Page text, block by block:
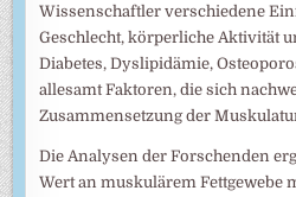
Wissenschaftler verschiedene
Geschlecht, körperliche Aktivität
Diabetes, Dyslipidämie,
allesamt Faktoren, die sich
Zusammensetzung der
Die Analysen der Forschenden
Wert an muskulärem Fettgewebe